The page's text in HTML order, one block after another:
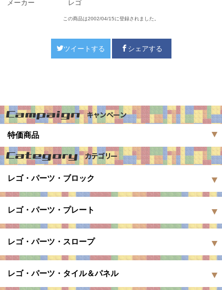
メーカー レゴ
この商品は2002/04/15に登録されました。
ツイートする シェアする
特価商品
レゴ・パーツ・ブロック
レゴ・パーツ・プレート
レゴ・パーツ・スロープ
レゴ・パーツ・タイル＆パネル